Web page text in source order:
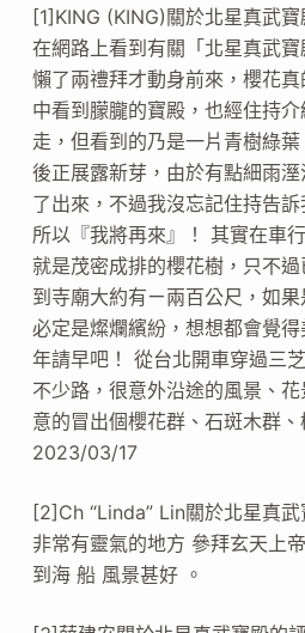
[1]KING (KING)關於北星真武寶
在網路上看到有關「北星真武寶
懶了兩禮拜才動身前來，櫻花
中看到朦朧的寶殿，也經住持
走，但看到的乃是一片青樹綠
後正展露新芽，由於有點細雨
了出來，不過我沒忘記住持告訴
所以『我將再來』！ 其實在車
就是茂密成排的櫻花樹，只不
到寺廟大約有ㄧ兩百公尺，如
必定是燦爛繽紛，想想都會覺
年請早吧！ 從台北開車穿過三
不少路，很意外沿途的風景、
意的冒出個櫻花群、石斑木群、
2023/03/17
[2]Ch “Linda” Lin關於北星真武
非常有靈氣的地方 參拜玄天上
到海 船 風景甚好 。